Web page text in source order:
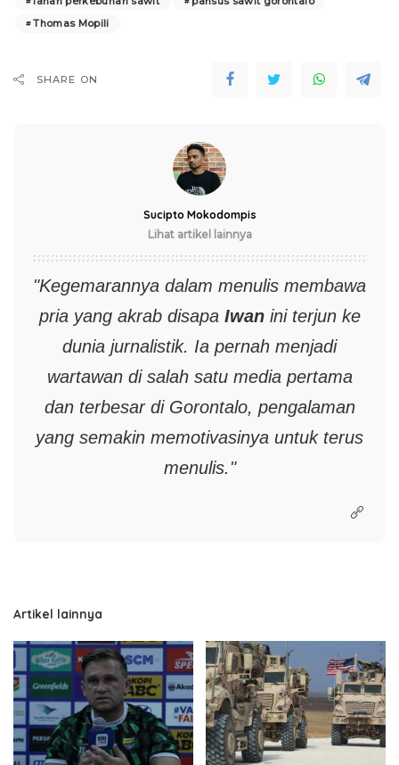
Thomas Mopili
SHARE ON
Sucipto Mokodompis
Lihat artikel lainnya
"Kegemarannya dalam menulis membawa
pria yang akrab disapa Iwanini terjun ke
dunia jurnalistik. Ia pernah menjadi
wartawan di salah satu media pertama
dan terbesar di Gorontalo, pengalaman
yang semakin memotivasinya untuk terus
menulis."
Artikel lainnya